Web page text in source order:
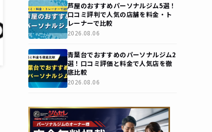
芦屋のおすすめパーソナルジム5選！
口コミ評判で人気の店舗を料金・ト
レーナーで比較
2026.08.06
青葉台でおすすめのパーソナルジム2
選！口コミ評価と料金で人気店を徹
底比較
2026.08.06